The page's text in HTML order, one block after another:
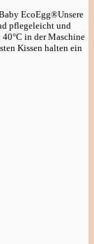
Unsere
pflegeleicht und
in der Maschine
Kissen halten ein